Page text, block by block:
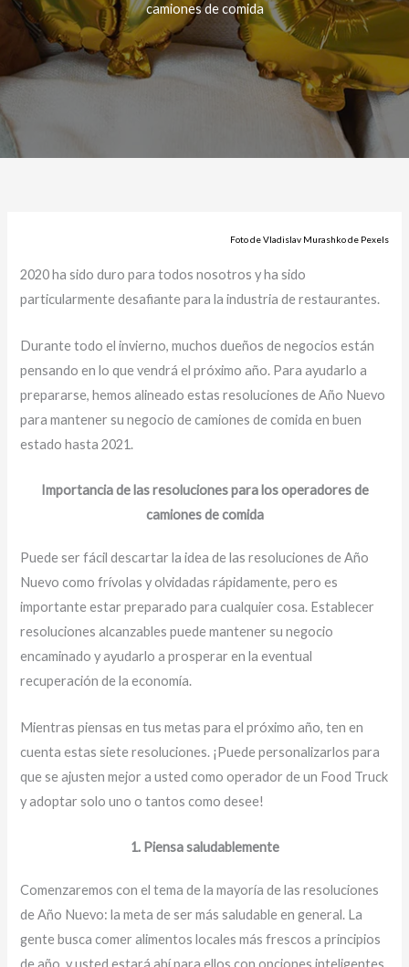
camiones de comida
Foto de Vladislav Murashko de Pexels
2020 ha sido duro para todos nosotros y ha sido
particularmente desafiante para la industria de restaurantes.
Durante todo el invierno, muchos dueños de negocios están
pensando en lo que vendrá el próximo año. Para ayudarlo a
prepararse, hemos alineado estas resoluciones de Año Nuevo
para mantener su negocio de camiones de comida en buen
estado hasta 2021.
Importancia de las resoluciones para los operadores de
camiones de comida
Puede ser fácil descartar la idea de las resoluciones de Año
Nuevo como frívolas y olvidadas rápidamente, pero es
importante estar preparado para cualquier cosa. Establecer
resoluciones alcanzables puede mantener su negocio
encaminado y ayudarlo a prosperar en la eventual
recuperación de la economía.
Mientras piensas en tus metas para el próximo año, ten en
cuenta estas siete resoluciones. ¡Puede personalizarlos para
que se ajusten mejor a usted como operador de un Food Truck
y adoptar solo uno o tantos como desee!
1. Piensa saludablemente
Comenzaremos con el tema de la mayoría de las resoluciones
de Año Nuevo: la meta de ser más saludable en general. La
gente busca comer alimentos locales más frescos a principios
de año, y usted estará ahí para ellos con opciones inteligentes